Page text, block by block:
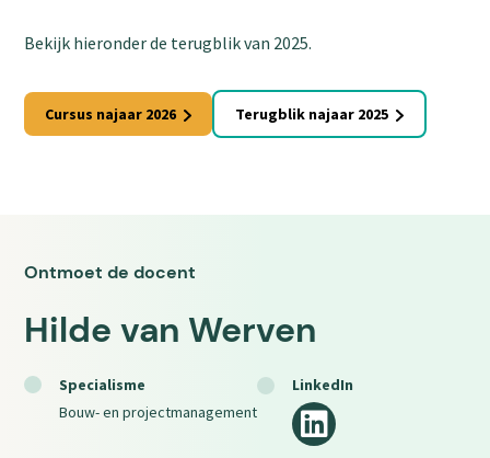
Bekijk hieronder de terugblik van 2025.
Cursus najaar 2026 Terugblik najaar 2025
Hilde van Werven
Ontmoet de docent
Specialisme
Bouw- en projectmanagement
Social
media
LinkedIn